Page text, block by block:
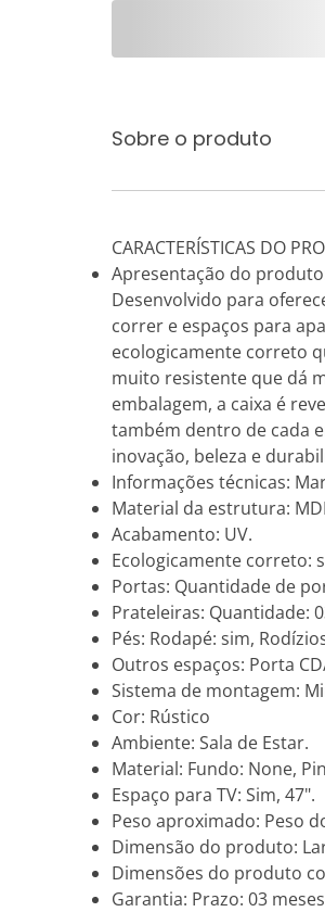
Sobre o produto
CARACTERÍSTICAS DO
Apresentação do
Desenvolvido para
correr e espaços para
ecologicamente correto
muito resistente que dá
embalagem, a caixa é
também dentro de cada
inovação, beleza e
Informações técnicas:
Material da estrutura:
Acabamento: UV.
Ecologicamente correto:
Portas: Quantidade de
Prateleiras: Quantidade:
Pés: Rodapé: sim,
Outros espaços: Porta
Sistema de montagem:
Cor: Rústico
Ambiente: Sala de Estar.
Material: Fundo: None,
Espaço para TV: Sim, 47".
Peso aproximado: Peso
Dimensão do produto:
Dimensões do produto
Garantia: Prazo: 03